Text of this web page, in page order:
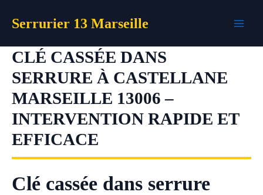
Serrurier 13 Marseille
CLÉ CASSÉE DANS
SERRURE À CASTELLANE
MARSEILLE 13006 –
INTERVENTION RAPIDE ET
EFFICACE
Clé cassée dans serrure